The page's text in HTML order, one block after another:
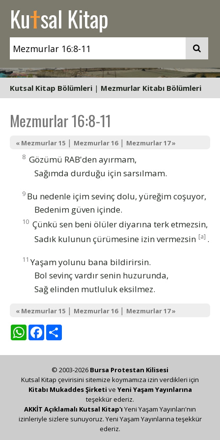
Kutsal Kitap
Kutsal Kitap Bölümleri | Mezmurlar Kitabı Bölümleri
Mezmurlar 16:8-11
« Mezmurlar 15 | Mezmurlar 16| Mezmurlar 17 »
8 Gözümü RAB'den ayırmam,
Sağımda durduğu için sarsılmam.
9 Bu nedenle içim sevinç dolu, yüreğim coşuyor,
Bedenim güven içinde.
10 Çünkü sen beni ölüler diyarına terk etmezsin,
Sadık kulunun çürümesine izin vermezsin [a] .
11 Yaşam yolunu bana bildirirsin.
Bol sevinç vardır senin huzurunda,
Sağ elinden mutluluk eksilmez.
« Mezmurlar 15 | Mezmurlar 16| Mezmurlar 17 »
WhatsAppFacebook
© 2003-2026 Bursa Protestan Kilisesi
Kutsal Kitap çevirisini sitemize koymamıza izin verdikleri için
Kitabı Mukaddes Şirketi ve Yeni Yaşam Yayınlarına
teşekkür ederiz.
AKKİT Açıklamalı Kutsal Kitap'ı Yeni Yaşam Yayınları'nın
izinleriyle sizlere sunuyoruz. Yeni Yaşam Yayınlarına teşekkür
ederiz.